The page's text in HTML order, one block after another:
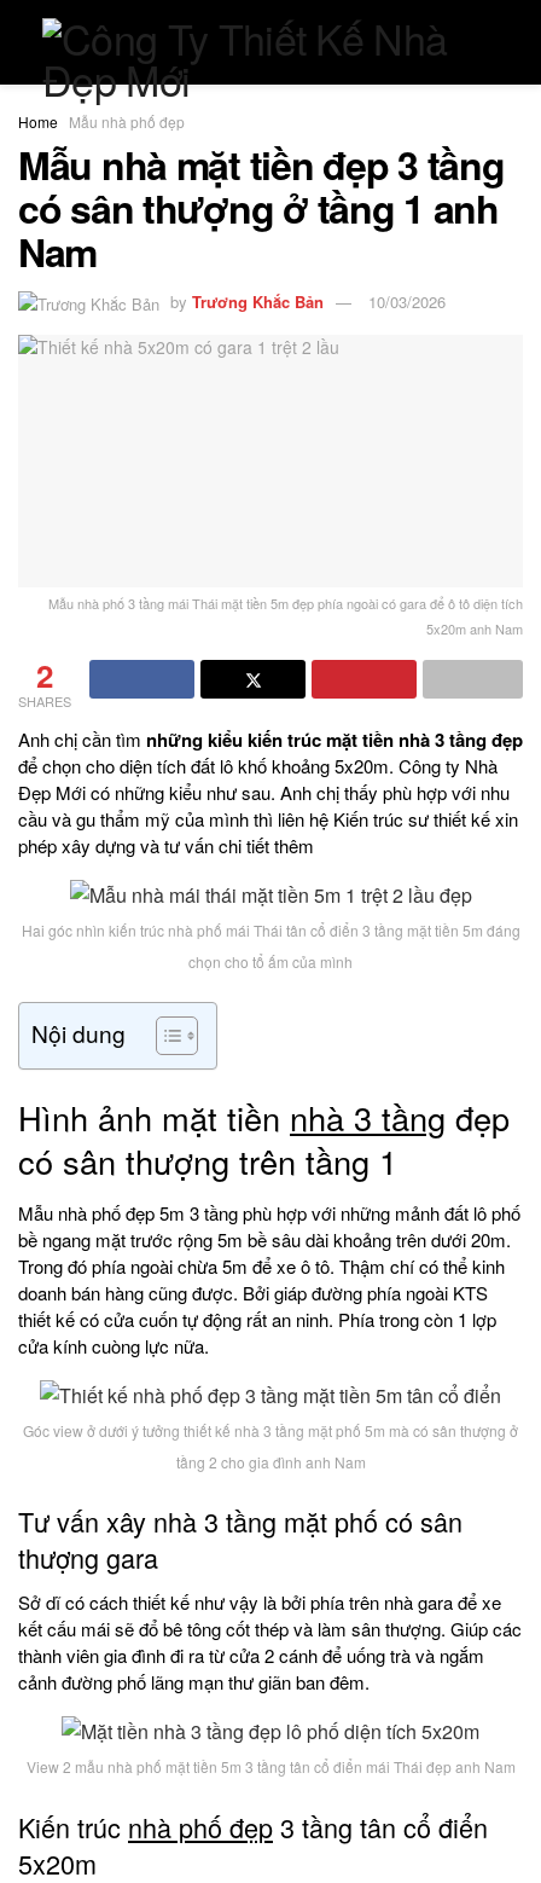
Home Mẫu nhà phố đẹp
Mẫu nhà mặt tiền đẹp 3 tầng
có sân thượng ở tầng 1 anh
Nam
by Trương Khắc Bản 10/03/2026
Mẫu nhà phố 3 tầng mái Thái mặt tiền 5m đẹp phía ngoài có gara để ô tô diện tích
5x20m anh Nam
2
SHARES
Anh chị cần tìm những kiểu kiến trúcmặt tiền nhà 3 tầng đẹp
để chọn cho diện tích đất lô khố khoảng 5x20m. Công ty Nhà
Đẹp Mới có những kiểu như sau. Anh chị thấy phù hợp với nhu
cầu và gu thẩm mỹ của mình thì liên hệ Kiến trúc sư thiết kế xin
phép xây dựng và tư vấn chi tiết thêm
Hai góc nhìn kiến trúc nhà phố mái Thái tân cổ điển 3 tầng mặt tiền 5m đáng
chọn cho tổ ấm của mình
Nội dung
Hình ảnh mặt tiền nhà 3 tầng đẹp
có sân thượng trên tầng 1
Mẫu nhà phố đẹp 5m 3 tầng phù hợp với những mảnh đất lô phố
bề ngang mặt trước rộng 5m bề sâu dài khoảng trên dưới 20m.
Trong đó phía ngoài chừa 5m để xe ô tô. Thậm chí có thể kinh
doanh bán hàng cũng được. Bởi giáp đường phía ngoài KTS
thiết kế có cửa cuốn tự động rất an ninh. Phía trong còn 1 lợp
cửa kính cuòng lực nữa.
Góc view ở dưới ý tưởng thiết kế nhà 3 tầng mặt phố 5m mà có sân thượng ở
tầng 2 cho gia đình anh Nam
Tư vấn xây nhà 3 tầng mặt phố có sân
thượng gara
Sở dĩ có cách thiết kế như vậy là bởi phía trên nhà gara để xe
kết cấu mái sẽ đổ bê tông cốt thép và làm sân thượng. Giúp các
thành viên gia đình đi ra từ cửa 2 cánh để uống trà và ngắm
cảnh đường phố lãng mạn thư giãn ban đêm.
View 2 mẫu nhà phố mặt tiền 5m 3 tầng tân cổ điển mái Thái đẹp anh Nam
Kiến trúc nhà phố đẹp3 tầng tân cổ điển
5x20m